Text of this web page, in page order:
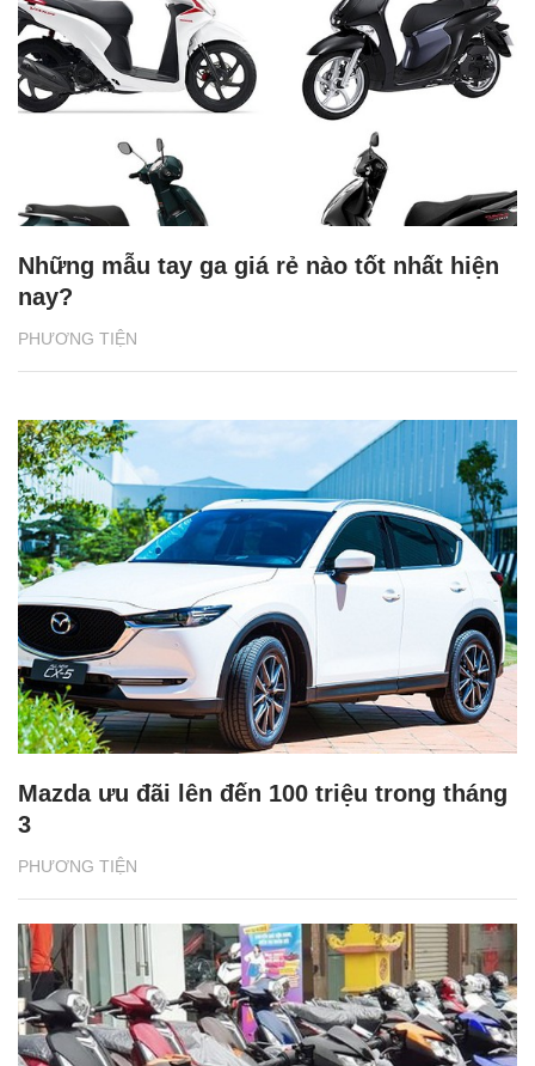
PHƯƠNG TIỆN
Những mẫu tay ga giá rẻ nào tốt nhất hiện
nay?
PHƯƠNG TIỆN
Mazda ưu đãi lên đến 100 triệu trong tháng
3